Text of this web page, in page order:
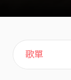
主頁
歌單
喜歡
關於